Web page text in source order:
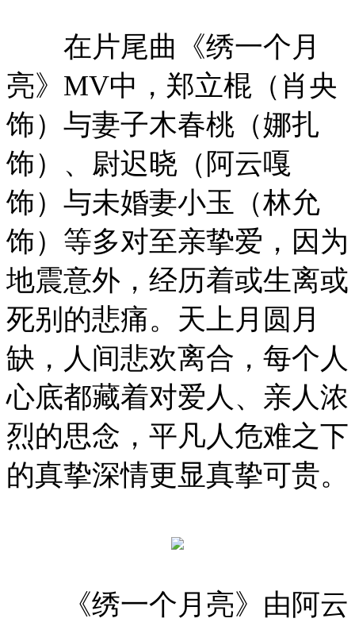
在片尾曲《绣一个月
亮》MV中，郑立棍（肖央
饰）与妻子木春桃（娜扎
饰）、尉迟晓（阿云嘎
饰）与未婚妻小玉（林允
饰）等多对至亲挚爱，因为
地震意外，经历着或生离或
死别的悲痛。天上月圆月
缺，人间悲欢离合，每个人
心底都藏着对爱人、亲人浓
烈的思念，平凡人危难之下
的真挚深情更显真挚可贵。
《绣一个月亮》由阿云